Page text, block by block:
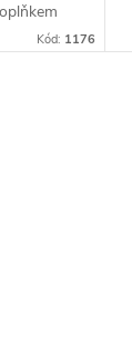
Kód: 1176